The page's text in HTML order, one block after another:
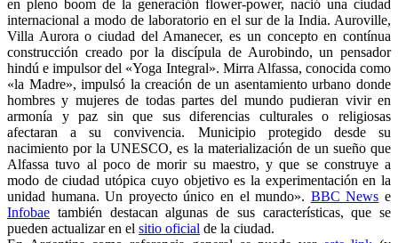
en pleno boom de la generación flower-power, nació una ciudad
internacional a modo de laboratorio en el sur de la India. Auroville,
Villa Aurora o ciudad del Amanecer, es un concepto en contínua
construcción creado por la discípula de Aurobindo, un pensador
hindú e impulsor del «Yoga Integral». Mirra Alfassa, conocida como
«la Madre», impulsó la creación de un asentamiento urbano donde
hombres y mujeres de todas partes del mundo pudieran vivir en
armonía y paz sin que sus diferencias culturales o religiosas
afectaran a su convivencia. Municipio protegido desde su
nacimiento por la UNESCO, es la materialización de un sueño que
Alfassa tuvo al poco de morir su maestro, y que se construye a
modo de ciudad utópica cuyo objetivo es la experimentación en la
unidad humana. Un proyecto único en el mundo». BBC News e
Infobae también destacan algunas de sus características, que se
pueden actualizar en el sitio oficial de la ciudad.